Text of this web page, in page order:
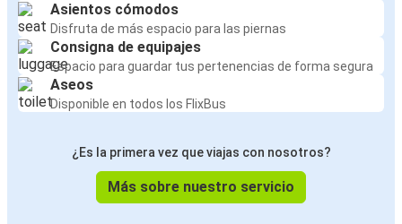
Asientos cómodos
Disfruta de más espacio para las piernas
Consigna de equipajes
Espacio para guardar tus pertenencias de forma segura
Aseos
Disponible en todos los FlixBus
¿Es la primera vez que viajas con nosotros?
Más sobre nuestro servicio